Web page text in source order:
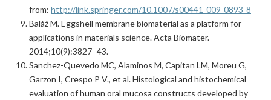
from: http://link.springer.com/10.1007/s00441-009-0893-8
Baláž M. Eggshell membrane biomaterial as a platform for
applications in materials science. Acta Biomater.
2014;10(9):3827–43.
Sanchez-Quevedo MC, Alaminos M, Capitan LM, Moreu G,
Garzon I, Crespo P V., et al. Histological and histochemical
evaluation of human oral mucosa constructs developed by